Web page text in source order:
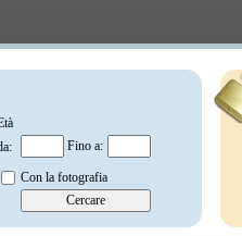
Fino a:
Con la fotografia